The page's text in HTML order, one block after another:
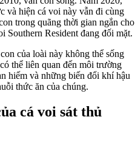
và hiện cá voi này vẫn đi cùng
trong quãng thời gian ngắn cho
Southern Resident đang đối mặt.
của loài này không thể sống
thể liên quan đến môi trường
hiếm và những biến đổi khí hậu
thức ăn của chúng.
cá voi sát thủ